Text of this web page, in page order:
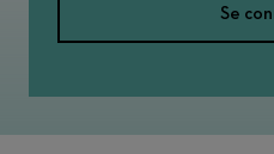
Se